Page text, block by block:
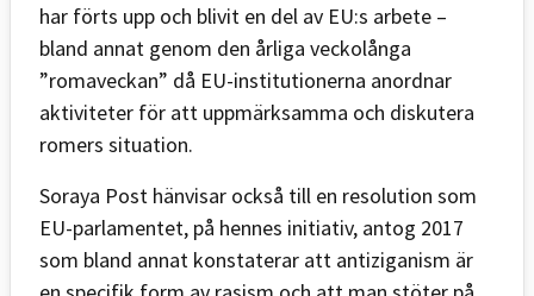
har förts upp och blivit en del av EU:s arbete –
bland annat genom den årliga veckolånga
”romaveckan” då EU-institutionerna anordnar
aktiviteter för att uppmärksamma och diskutera
romers situation.
Soraya Post hänvisar också till en resolution som
EU-parlamentet, på hennes initiativ, antog 2017
som bland annat konstaterar att antiziganism är